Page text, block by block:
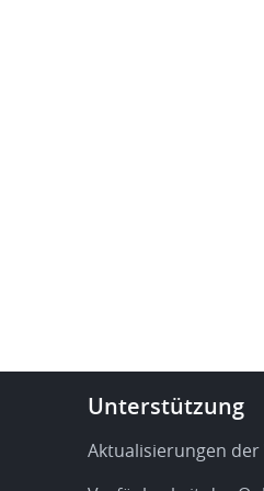
Footer
Service
Unterstützung
Aktualisierungen der